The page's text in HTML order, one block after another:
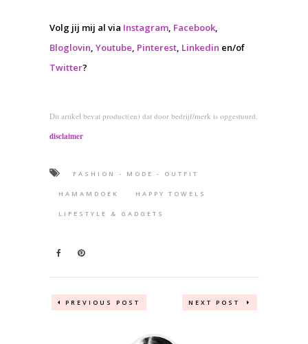
Volg jij mij al via Instagram, Facebook,
Bloglovin, Youtube, Pinterest, Linkedin en/of
Twitter?
Dit artikel bevat product(en) dat door bedrijf/merk is opgestuurd.
disclaimer
FASHION - MODE - OUTFIT
HAMAMDOEK HAPPY TOWELS
LIFESTYLE & GADGETS
PREVIOUS POST NEXT POST